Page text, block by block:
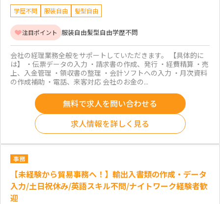
学歴不問 服装自由 髪型自由
注目ポイント 服装自由髪型自由学歴不問
会社の経理業務全般をサポートしていただきます。 【具体的に
は】 ・伝票データの入力 ・請求書の作成、発行 ・経費精算 ・売
上、入金管理 ・領収書の整理 ・会計ソフトへの入力 ・月次資料
の作成補助 ・電話、来客対応 会社のお金の...
無料で求人を問い合わせる
求人情報を詳しく見る
事務
【未経験から貿易事務へ！】輸出入書類の作成・データ
入力/土日祝休み/英語スキル不問/ナイトワーク経験者歓
迎